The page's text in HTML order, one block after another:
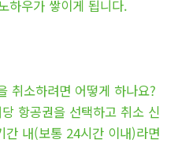
하우가 쌓이게 됩니다.
취소하려면 어떻게 하나요?
항공권을 선택하고 취소 신
내(보통 24시간 이내)라면